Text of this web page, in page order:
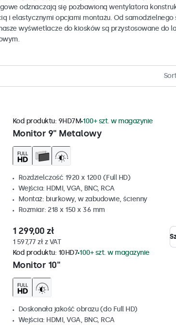
odznaczają się pozbawioną wentylatora
i elastycznymi opcjami montażu. Od samodzielnego
wyświetlacze do kiosków są przystosowane do
Monitor 9" Metalowy
Kod produktu: 9HD7M 100+ szt. w magazynie
Rozdzielczość 1920 x 1200 (Full HD)
Wejścia: HDMI, VGA, BNC, RCA
Montaż: biurkowy, w zabudowie, ścienny
Rozmiar: 218 x 150 x 36 mm
1 299,00 zł
1 597,77 zł z VAT
Monitor 10"
Kod produktu: 10HD7 100+ szt. w magazynie
Doskonała jakość obrazu (do Full HD)
Wejścia: HDMI, VGA, BNC, RCA